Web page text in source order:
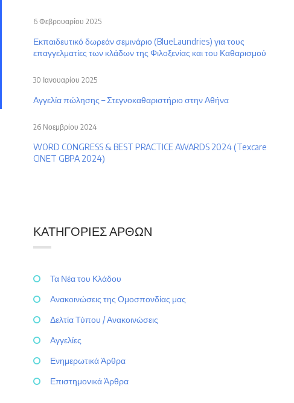
Εκπαιδευτικό δωρεάν σεμινάριο (BlueLaundries) για τους
επαγγελματίες των κλάδων της Φιλοξενίας και του Καθαρισμού
6 Φεβρουαρίου 2025
Αγγελία πώλησης – Στεγνοκαθαριστήριο στην Αθήνα
30 Ιανουαρίου 2025
WORD CONGRESS & BEST PRACTICE AWARDS 2024 (Texcare
CINET GBPA 2024)
26 Νοεμβρίου 2024
ΚΑΤΗΓΟΡΊΕΣ ΆΡΘΩΝ
Τα Νέα του Κλάδου
Ανακοινώσεις της Ομοσπονδίας μας
Δελτία Τύπου / Ανακοινώσεις
Αγγελίες
Ενημερωτικά Άρθρα
Επιστημονικά Άρθρα